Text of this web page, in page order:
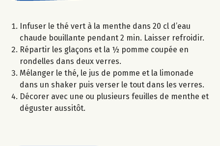
Infuser le thé vert à la menthe dans 20 cl d’eau
chaude bouillante pendant 2 min. Laisser refroidir.
Répartir les glaçons et la ½ pomme coupée en
rondelles dans deux verres.
Mélanger le thé, le jus de pomme et la limonade
dans un shaker puis verser le tout dans les verres.
Décorer avec une ou plusieurs feuilles de menthe et
déguster aussitôt.